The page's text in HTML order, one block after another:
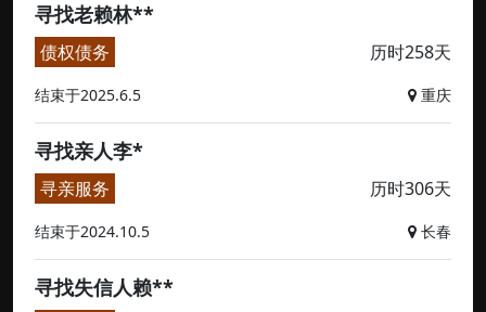
寻找老赖林**
债权债务 历时258天
结束于2025.6.5 重庆
寻找亲人李*
寻亲服务 历时306天
结束于2024.10.5 长春
寻找失信人赖**